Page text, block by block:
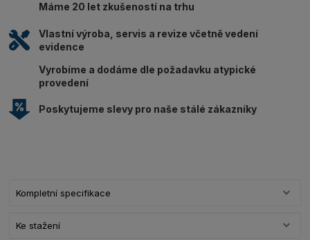
Máme 20 let zkušeností na trhu
Vlastní výroba, servis a revize včetně vedení
evidence
Vyrobíme a dodáme dle požadavku atypické
provedení
Poskytujeme slevy pro naše stálé zákazníky
Kompletní specifikace
Ke stažení